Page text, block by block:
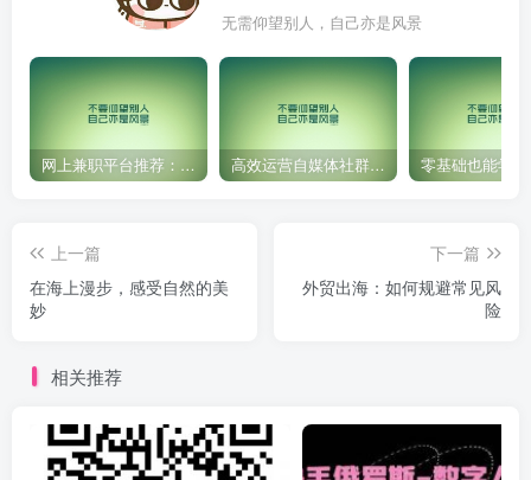
无需仰望别人，自己亦是风景
网上兼职平台推荐：国外网赚任务！ 高效运营自媒体社群，让内容更有价值！
上一篇
在海上漫步，感受自然的美
妙
下一篇
外贸出海：如何规避常见风
险
相关推荐